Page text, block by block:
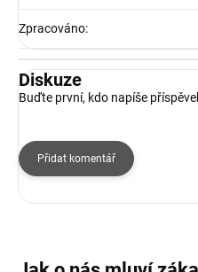
Zpracováno:
Diskuze
Buďte první, kdo napíše
Přidat komentář